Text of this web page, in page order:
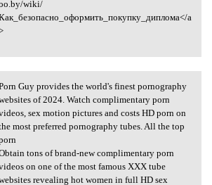
wiki/
a
Guy provides the world's
Guy provides the world's finest pornography
of 2024. Watch complimentary porn
sex motion pictures and costs HD porn on
most preferred pornography tubes. All the top
tons of brand-new complimentary porn
on one of the most famous XXX tube
revealing hot women in full HD sex